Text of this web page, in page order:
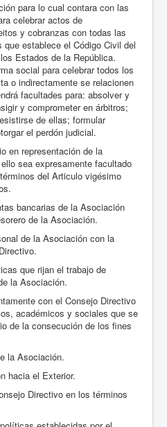
para lo cual contara con las
celebrar actos de
y cobranzas con todas las
establece el Código Civil del
Estados de la República.
social para celebrar todos los
o indirectamente se relacionen
facultades para: absolver y
y comprometer en árbitros;
de ellas; formular
el perdón judicial.
en representación de la
sea expresamente facultado
del Articulo vigésimo
bancarias de la Asociación
de la Asociación.
de la Asociación con la
que rijan el trabajo de
la Asociación.
con el Consejo Directivo
académicos y sociales que se
de la consecución de los fines
la Asociación.
hacia el Exterior.
Directivo en los términos